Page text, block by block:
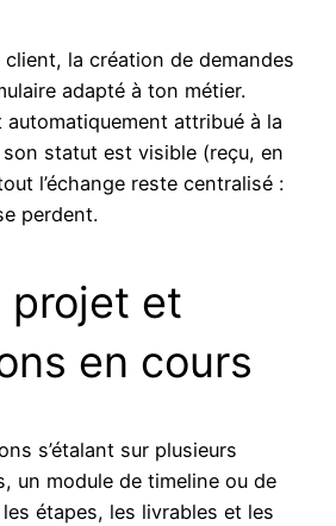
client, la création de demandes
adapté à ton métier.
attribué à la
statut est visible (reçu, en
l’échange reste centralisé :
perdent.
projet et
en cours
s’étalant sur plusieurs
un module de timeline ou de
étapes, les livrables et les